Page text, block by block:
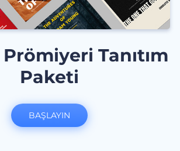
Tanıtım
Paketi
BAŞLAYIN